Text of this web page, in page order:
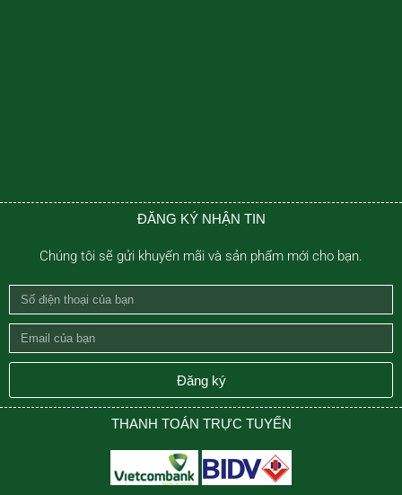
ĐĂNG KÝ NHẬN TIN
Chúng tôi sẽ gửi khuyến mãi và sản phẩm mới cho bạn.
Số
điện
thoại
của
Email
của
Đăng ký
THANH TOÁN TRỰC TUYẾN